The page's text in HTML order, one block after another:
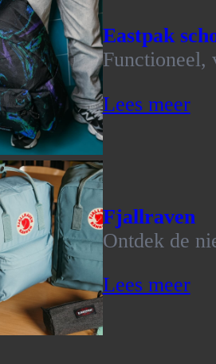
Eastpak
Functioneel,
Lees meer
Fjallraven
Ontdek de
Lees meer